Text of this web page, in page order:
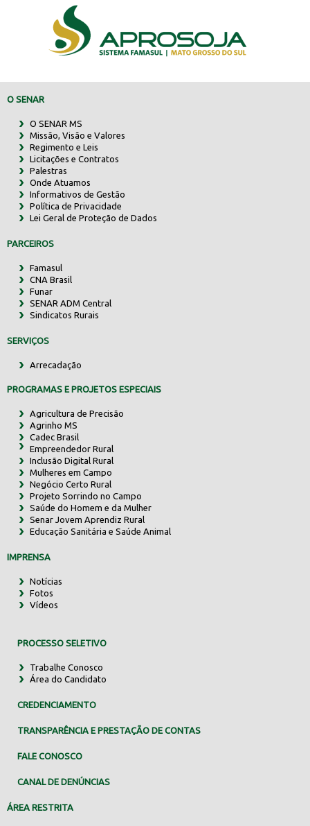
O SENAR
O SENAR MS
Missão, Visão e Valores
Regimento e Leis
Licitações e Contratos
Palestras
Onde Atuamos
Informativos de Gestão
Política de Privacidade
Lei Geral de Proteção de Dados
PARCEIROS
Famasul
CNA Brasil
Funar
SENAR ADM Central
Sindicatos Rurais
SERVIÇOS
Arrecadação
PROGRAMAS E PROJETOS ESPECIAIS
Agricultura de Precisão
Agrinho MS
Cadec Brasil
Empreendedor Rural
Inclusão Digital Rural
Mulheres em Campo
Negócio Certo Rural
Projeto Sorrindo no Campo
Saúde do Homem e da Mulher
Senar Jovem Aprendiz Rural
Educação Sanitária e Saúde Animal
IMPRENSA
Notícias
Fotos
Vídeos
PROCESSO SELETIVO
Trabalhe Conosco
Área do Candidato
CREDENCIAMENTO
TRANSPARÊNCIA E PRESTAÇÃO DE CONTAS
FALE CONOSCO
CANAL DE DENÚNCIAS
ÁREA RESTRITA